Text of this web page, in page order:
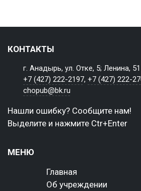
КОНТАКТЫ
г. Анадырь, ул. Отке, 5; Ленина, 51
+7 (427) 222-2197,+7 (427) 222-
chopub@bk.ru
Нашли ошибку? Сообщите нам!
Выделите и нажмите Ctr+Enter
МЕНЮ
Главная
Об учреждении